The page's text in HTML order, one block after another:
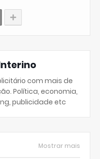
com mais de
Política, economia,
publicidade etc
Mostrar mais